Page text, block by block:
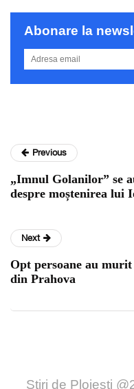
Abonare la
Previous
„Imnul Golanilor” se
despre moștenirea lui
Next
Opt persoane au
din Prahova
Stiri de Ploiesti